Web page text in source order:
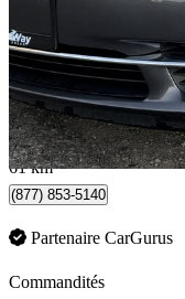
12 500 $
220 $/mois env.
Vaughan, ON
61 km
(877) 853-5140
Partenaire CarGurus
Commandités